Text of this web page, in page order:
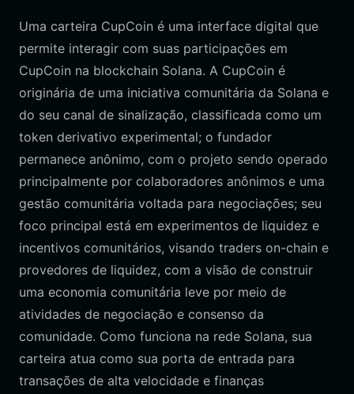
Uma carteira CupCoin é uma interface digital que
permite interagir com suas participações em
CupCoin na blockchain Solana. A CupCoin é
originária de uma iniciativa comunitária da Solana e
do seu canal de sinalização, classificada como um
token derivativo experimental; o fundador
permanece anônimo, com o projeto sendo operado
principalmente por colaboradores anônimos e uma
gestão comunitária voltada para negociações; seu
foco principal está em experimentos de liquidez e
incentivos comunitários, visando traders on-chain e
provedores de liquidez, com a visão de construir
uma economia comunitária leve por meio de
atividades de negociação e consenso da
comunidade. Como funciona na rede Solana, sua
carteira atua como sua porta de entrada para
transações de alta velocidade e finanças